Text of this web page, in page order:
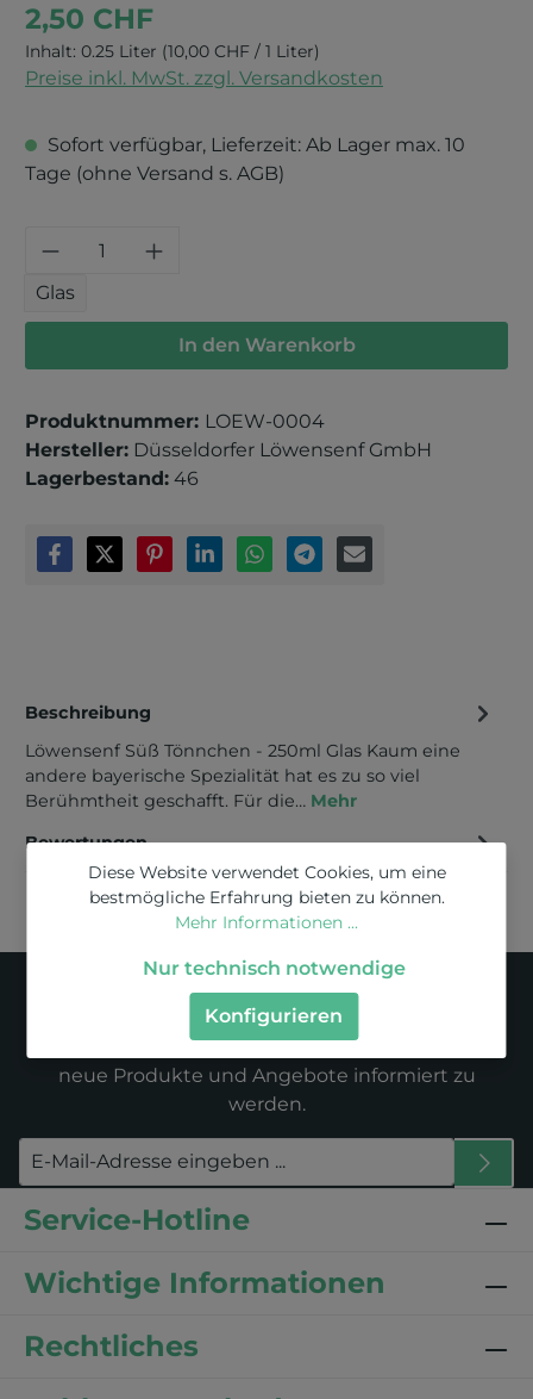
2,50 CHF
Inhalt: 0.25 Liter (10,00 CHF / 1 Liter)
Preise inkl. MwSt. zzgl. Versandkosten
Sofort verfügbar, Lieferzeit: Ab Lager max. 10
Tage (ohne Versand s. AGB)
Produkt Anzahl: Gib den
Glas
In den Warenkorb
Produktnummer: LOEW-0004
Hersteller: Düsseldorfer Löwensenf GmbH
Lagerbestand: 46
Beschreibung
Löwensenf Süß Tönnchen - 250ml Glas Kaum eine
andere bayerische Spezialität hat es zu so viel
Berühmtheit geschafft. Für die… Mehr
Bewertungen
Newsletter
Abonnieren Sie jetzt unseren regelmäßig
erscheinenden Newsletter, um rechtzeitig über
neue Produkte und Angebote informiert zu
werden.
Service-Hotline
Wichtige Informationen
Rechtliches
Diese Website verwendet Cookies, um eine
bestmögliche Erfahrung bieten zu können.
Mehr Informationen ...
Nur technisch notwendige
Konfigurieren